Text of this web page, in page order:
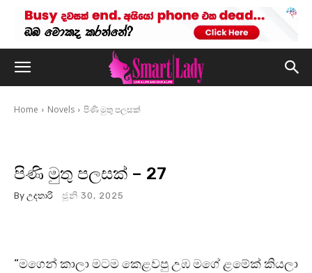
Home Novels පිණි මුතු පලසක්
පිණි මුතු පලසක් – 27
By උදතාරි ජූනි 30, 2025
“මගෙන් කාලා මටම කෙළවපු උඹ මගේ ළමේක් කියලා